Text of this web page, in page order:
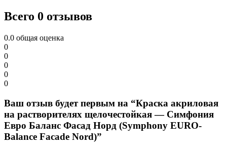
Всего 0 отзывов
0.0 общая оценка
0
0
0
0
0
Ваш отзыв будет первым на “Краска акриловая
на растворителях щелочестойкая — Симфония
Евро Баланс Фасад Норд (Symphony EURO-
Balance Faсade Nord)”